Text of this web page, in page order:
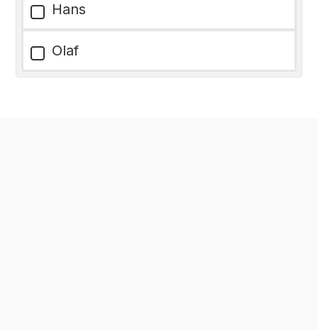
Hans
Olaf